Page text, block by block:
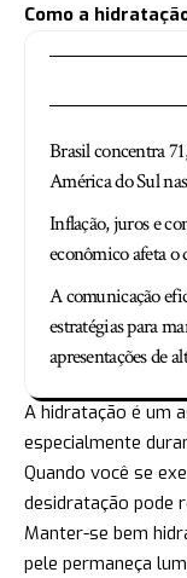
Como a
Brasil concentra
América do Sul
Inflação, juros e
econômico afeta o
A comunicação
estratégias para
apresentações de
A hidratação é um
especialmente
Quando você se
desidratação pode
Manter-se bem
pele permaneça